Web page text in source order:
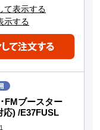
て表示する
示する
FMブースター
応) /E37FUSL